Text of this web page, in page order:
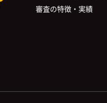
審査の特徴・実績